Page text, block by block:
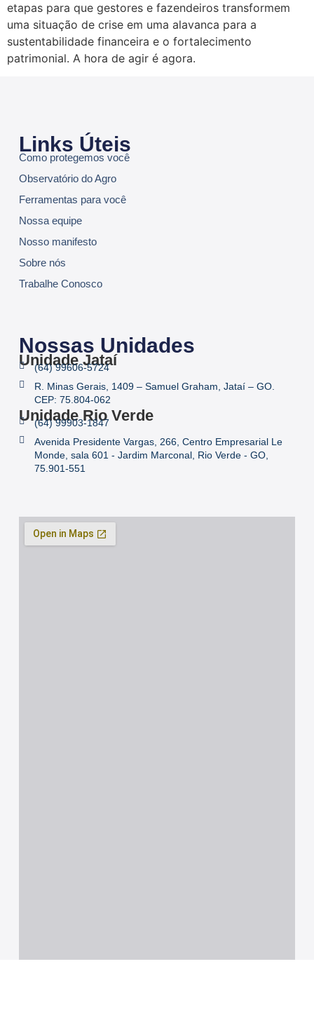
etapas para que gestores e fazendeiros transformem
uma situação de crise em uma alavanca para a
sustentabilidade financeira e o fortalecimento
patrimonial. A hora de agir é agora.
Links Úteis
Como protegemos você
Observatório do Agro
Ferramentas para você
Nossa equipe
Nosso manifesto
Sobre nós
Trabalhe Conosco
Nossas Unidades
Unidade Jataí
(64) 99606-5724
R. Minas Gerais, 1409 – Samuel Graham, Jataí – GO.
CEP: 75.804-062
Unidade Rio Verde
(64) 99903-1847
Avenida Presidente Vargas, 266, Centro Empresarial Le
Monde, sala 601 - Jardim Marconal, Rio Verde - GO,
75.901-551